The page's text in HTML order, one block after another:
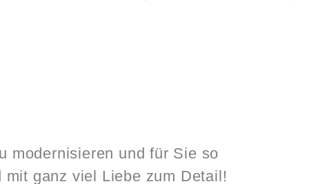
modernisieren und für Sie so
ganz viel Liebe zum Detail!